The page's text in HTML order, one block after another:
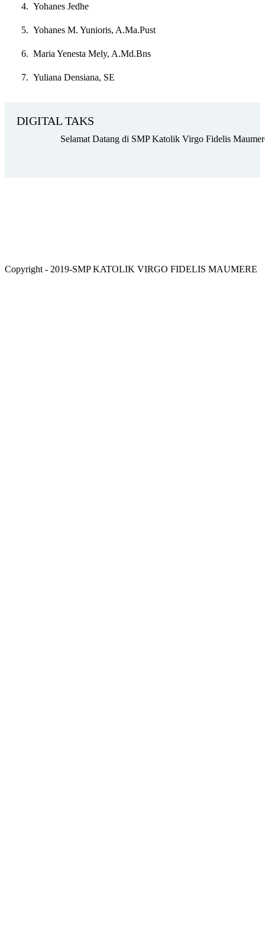
4. Yohanes Jedhe
5. Yohanes M. Yunioris, A.Ma.Pust
6. Maria Yenesta Mely, A.Md.Bns
7. Yuliana Densiana, SE
DIGITAL TAKS
Datang di SMP Katolik Virgo Fidelis Maumere
Copyright - 2019-SMP KATOLIK VIRGO FIDELIS MAUMERE